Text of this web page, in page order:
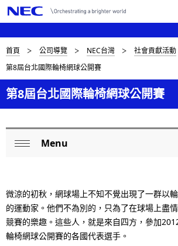
N
a
v
i
g
o
n
D
i
s
i
n
首頁 公司導覽 NEC台灣
社會貢獻活動
第8屆台北國際輪椅網球公開賽
第8屆台北國際輪椅網球公開賽
c
a
l
Menu
微涼的初秋，網球場上不知不覺出現了一群以
的運動家。他們不為別的，只為了在球場上盡
競賽的樂趣。這些人，就是來自四方，參加
輪椅網球公開賽的各國代表選手。